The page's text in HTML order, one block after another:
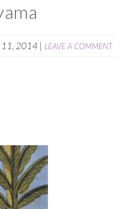
11, 2014 LEAVE A COMMENT